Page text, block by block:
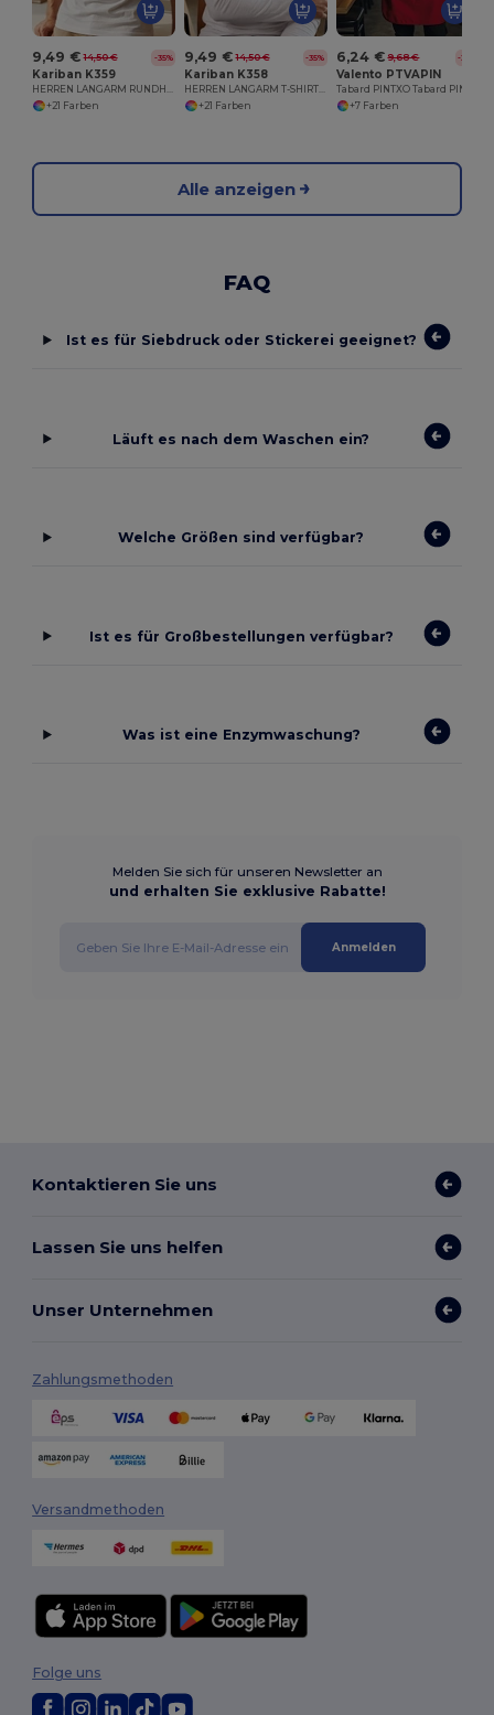
9,49 € 14,50 € -35%
Kariban K359
HERREN LANGARM RUNDHALS T-SHIRT
+21 Farben
9,49 € 14,50 € -35%
Kariban K358
HERREN LANGARM T-SHIRT MIT V-AUSSCHNITT
+21 Farben
6,24 € 9,68 € -36%
Valento PTVAPIN
+7 Farben
Alle anzeigen
FAQ
Ist es für Siebdruck oder Stickerei geeignet?
Läuft es nach dem Waschen ein?
Welche Größen sind verfügbar?
Ist es für Großbestellungen verfügbar?
Was ist eine Enzymwaschung?
Melden Sie sich für unseren Newsletter an
und erhalten Sie exklusive Rabatte!
Anmelden
Kontaktieren Sie uns
Lassen Sie uns helfen
Unser Unternehmen
Zahlungsmethoden
Versandmethoden
Folge uns